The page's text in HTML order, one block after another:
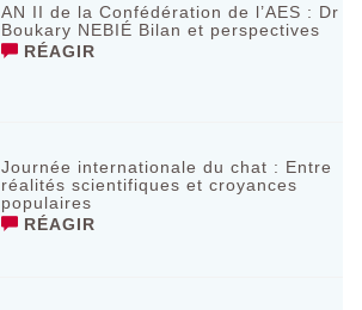
AN II de la Confédération de l’AES : Dr
Boukary NEBIÉ Bilan et perspectives
RÉAGIR
Journée internationale du chat : Entre
réalités scientifiques et croyances
populaires
RÉAGIR